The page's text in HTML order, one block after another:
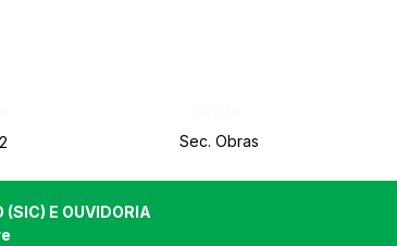
Sec. Obras
(SIC) E OUVIDORIA